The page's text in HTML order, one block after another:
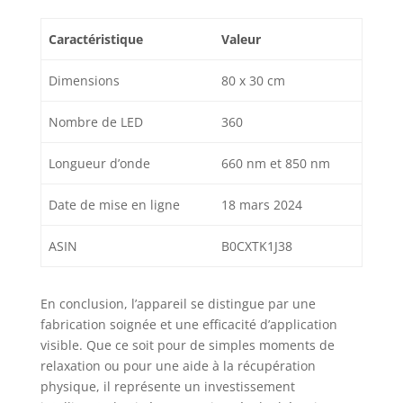
Coussinet pliable
plupart des tours
convient à toutes
corps. Fournit des
tout le corps, y
dos, la taille, les
jambes, les bras et
les pieds. Il peut
également être
utilisé en thérapie
animale (chiens,
chats et chevaux).
Caractéristique Valeur
Dimensions 80 x 30 cm
Nombre de LED 360
Longueur d’onde 660 nm et 850 nm
Date de mise en ligne 18 mars 2024
ASIN B0CXTK1J38
En conclusion, l’appareil se distingue par une
fabrication soignée et une efficacité d’application
visible. Que ce soit pour de simples moments de
relaxation ou pour une aide à la récupération
physique, il représente un investissement